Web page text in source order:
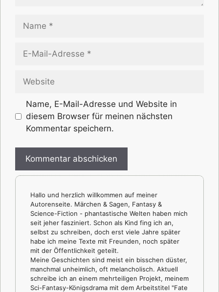
Name
Website
Name, E-Mail-Adresse und Website in
diesem Browser für meinen nächsten
Kommentar speichern.
Hallo und herzlich willkommen auf meiner
Autorenseite. Märchen & Sagen, Fantasy &
Science-Fiction - phantastische Welten haben mich
seit jeher fasziniert. Schon als Kind fing ich an,
selbst zu schreiben, doch erst viele Jahre später
habe ich meine Texte mit Freunden, noch später
mit der Öffentlichkeit geteilt.
Meine Geschichten sind meist ein bisschen düster,
manchmal unheimlich, oft melancholisch. Aktuell
schreibe ich an einem mehrteiligen Projekt, meinem
Sci-Fantasy-Königsdrama mit dem Arbeitstitel "Fate